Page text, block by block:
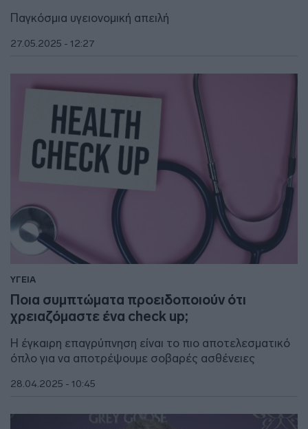
Παγκόσμια υγειονομική απειλή
27.05.2025 - 12:27
ΥΓΕΙΑ
Ποια συμπτώματα προειδοποιούν ότι
χρειαζόμαστε ένα check up;
Η έγκαιρη επαγρύπνηση είναι το πιο αποτελεσματικό
όπλο για να αποτρέψουμε σοβαρές ασθένειες
28.04.2025 - 10:45